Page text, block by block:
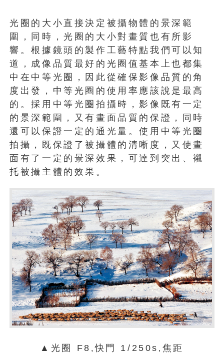
光圈的大小直接決定被攝物體的景深範
圍，同時，光圈的大小對畫質也有所影
響。根據鏡頭的製作工藝特點我們可以知
道，成像品質最好的光圈值基本上也都集
中在中等光圈，因此從確保影像品質的角
度出發，中等光圈的使用率應該說是最高
的。採用中等光圈拍攝時，影像既有一定
的景深範圍，又有畫面品質的保證，同時
還可以保證一定的通光量。使用中等光圈
拍攝，既保證了被攝體的清晰度，又使畫
面有了一定的景深效果，可達到突出、襯
托被攝主體的效果。
▲光圈 F8 ,快門 1/250s , 焦距